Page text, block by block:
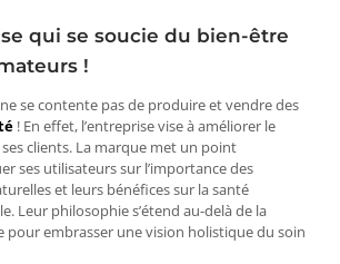
qui se soucie du bien-être
!
se contente pas de produire et vendre des
! En effet, l’entreprise vise à améliorer le
clients. La marque met un point
ses utilisateurs sur l’importance des
et leurs bénéfices sur la santé
Leur philosophie s’étend au-delà de la
pour embrasser une vision holistique du soin